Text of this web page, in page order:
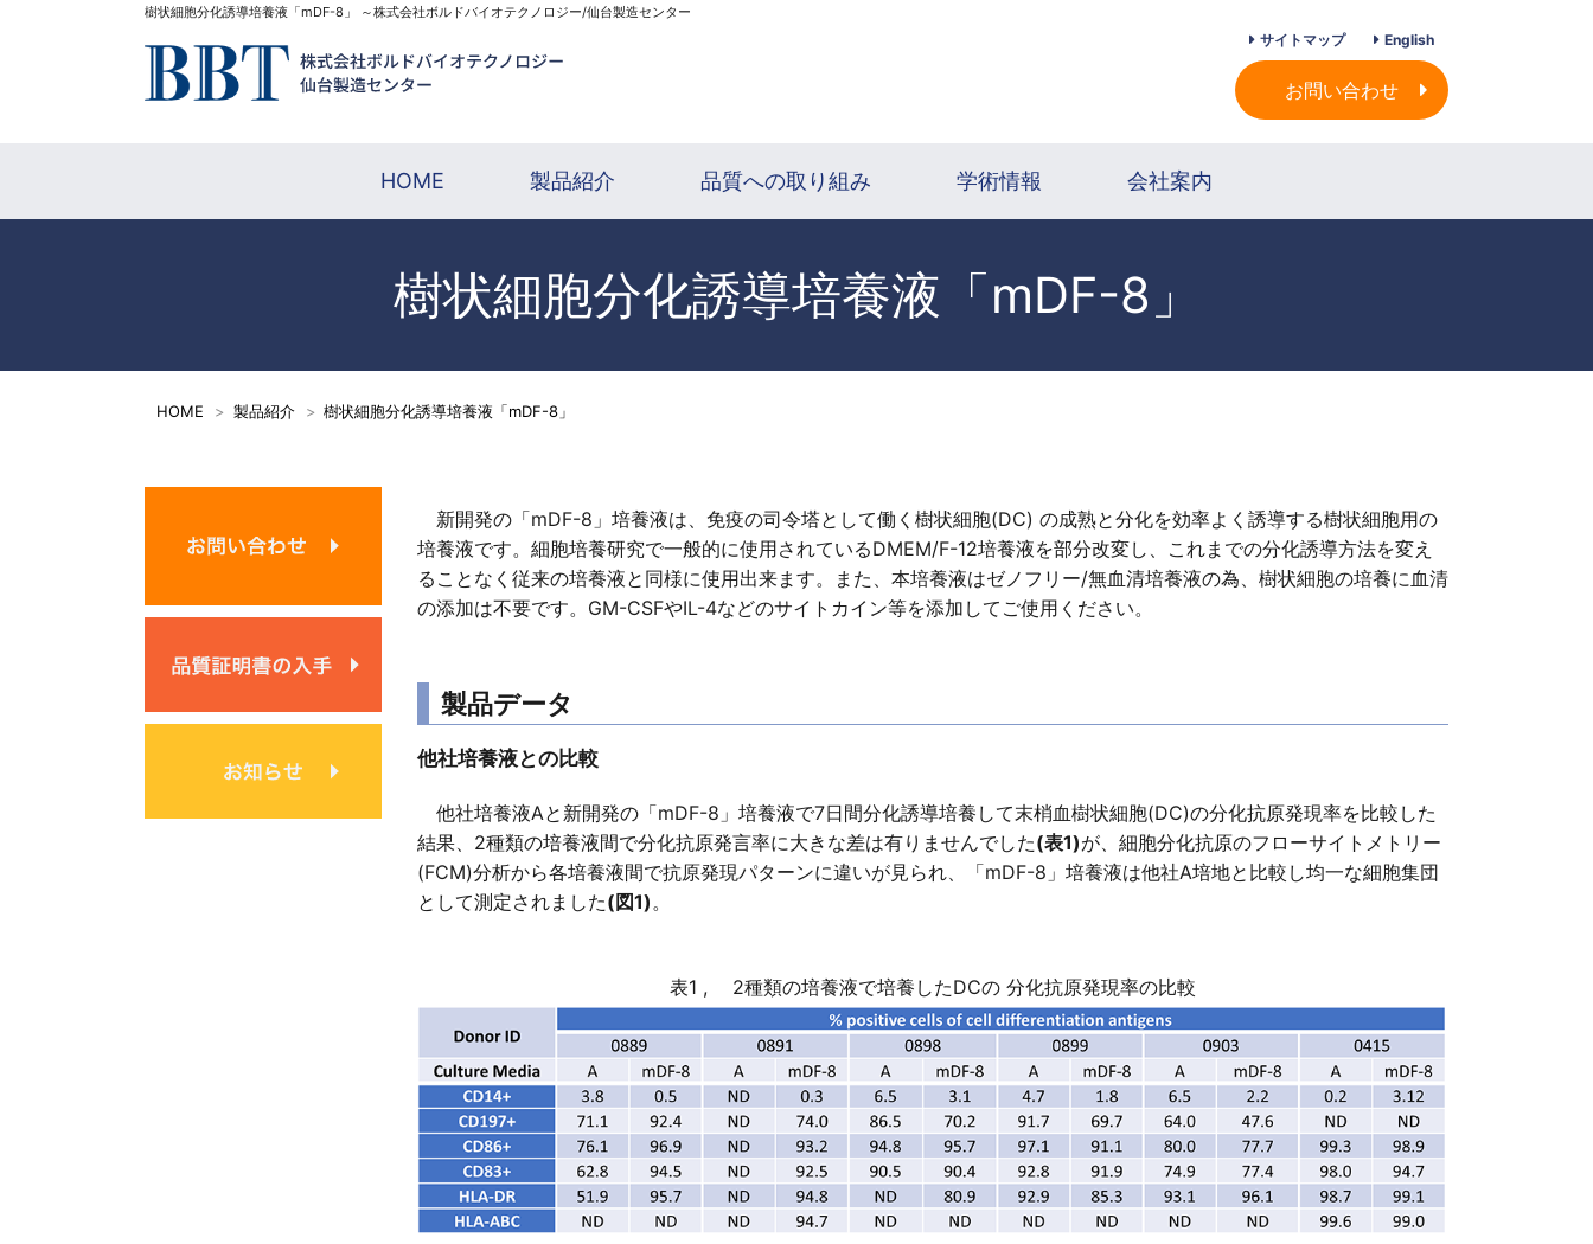
樹状細胞分化誘導培養液「mDF-8」 ～株式会社ボルドバイオテクノロジー/仙台製造センター
サイトマップ English
お問い合わせ
HOME 製品紹介 品質への取り組み 学術情報 会社案内
樹状細胞分化誘導培養液「mDF-8」
HOME 製品紹介 樹状細胞分化誘導培養液「mDF-8」
新開発の「mDF-8」培養液は、免疫の司令塔として働く樹状細胞(DC) の成熟と分化を効率よく誘導する樹状細胞用の
培養液です。細胞培養研究で一般的に使用されているDMEM/F-12培養液を部分改変し、これまでの分化誘導方法を変え
ることなく従来の培養液と同様に使用出来ます。また、本培養液はゼノフリー/無血清培養液の為、樹状細胞の培養に血清
の添加は不要です。GM-CSFやIL-4などのサイトカイン等を添加してご使用ください。
製品データ
他社培養液との比較
他社培養液Aと新開発の「mDF-8」培養液で7日間分化誘導培養して末梢血樹状細胞(DC)の分化抗原発現率を比較した
結果、2種類の培養液間で分化抗原発言率に大きな差は有りませんでした(表1)が、細胞分化抗原のフローサイトメトリー
(FCM)分析から各培養液間で抗原発現パターンに違いが見られ、「mDF-8」培養液は他社A培地と比較し均一な細胞集団
として測定されました(図1)。
表1 , 2種類の培養液で培養したDCの 分化抗原発現率の比較